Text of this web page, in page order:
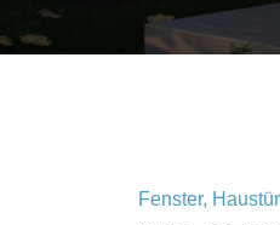
Fenster,